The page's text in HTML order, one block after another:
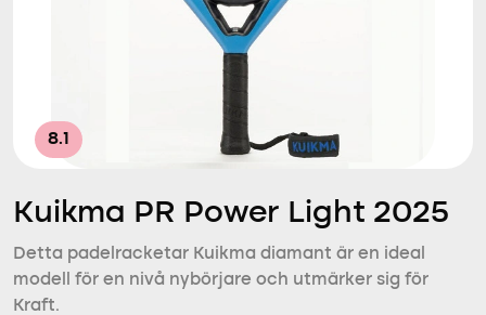
8.1
Kuikma PR Power Light 2025
Detta padelracketar Kuikma diamant är en ideal
modell för en nivå nybörjare och utmärker sig för
Kraft.